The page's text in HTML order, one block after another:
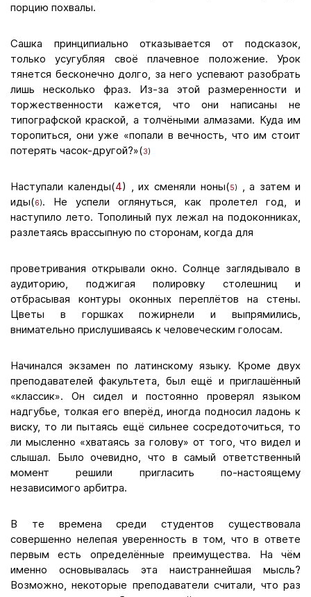
порцию похвалы.
Сашка принципиально отказывается от подсказок,
только усугубляя своё плачевное положение. Урок
тянется бесконечно долго, за него успевают разобрать
лишь несколько фраз. Из-за этой размеренности и
торжественности кажется, что они написаны не
типографской краской, а толчёными алмазами. Куда им
торопиться, они уже «попали в вечность, что им стоит
потерять часок-другой?»(3)
Наступали календы(4) , их сменяли ноны(5)
, а затем и
иды(6). Не успели оглянуться, как пролетел год, и
наступило лето. Тополиный пух лежал на подоконниках,
разлетаясь врассыпную по сторонам, когда для
проветривания открывали окно. Солнце заглядывало в
аудиторию, поджигая полировку столешниц и
отбрасывая контуры оконных переплётов на стены.
Цветы в горшках пожирнели и выпрямились,
внимательно прислушиваясь к человеческим голосам.
Начинался экзамен по латинскому языку. Кроме двух
преподавателей факультета, был ещё и приглашённый
«классик». Он сидел и постоянно проверял языком
надгубье, толкая его вперёд, иногда подносил ладонь к
виску, то ли пытаясь ещё сильнее сосредоточиться, то
ли мысленно «хватаясь за голову» от того, что видел и
слышал. Было очевидно, что в самый ответственный
момент решили пригласить по-настоящему
независимого арбитра.
В те времена среди студентов существовала
совершенно нелепая уверенность в том, что в ответе
первым есть определённые преимущества. На чём
именно основывалась эта наистраннейшая мысль?
Возможно, некоторые преподаватели считали, что раз